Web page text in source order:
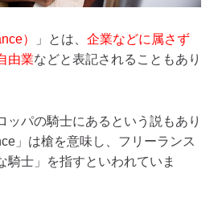
） 」とは、 企業などに属さず
由業などと表記されることもあり
ッパの騎士にあるという説もあり
」は槍を意味し、フリーランス
騎士」を指すといわれていま